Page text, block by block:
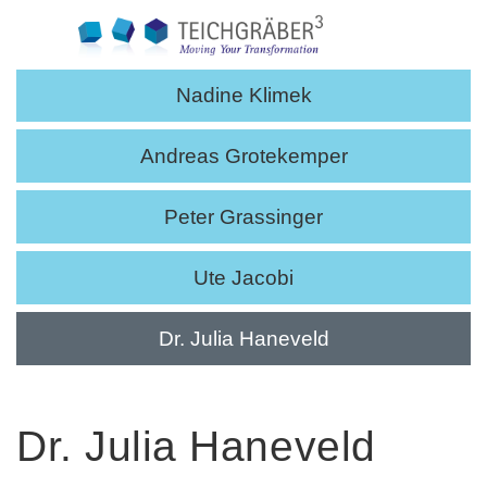
Menu
Nadine Klimek
Andreas Grotekemper
Peter Grassinger
Ute Jacobi
Dr. Julia Haneveld
Dr. Julia Haneveld